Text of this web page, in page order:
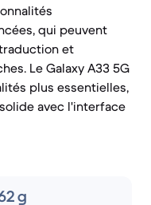
qui peuvent
et
Le Galaxy A33 5G
plus essentielles,
avec l'interface
g